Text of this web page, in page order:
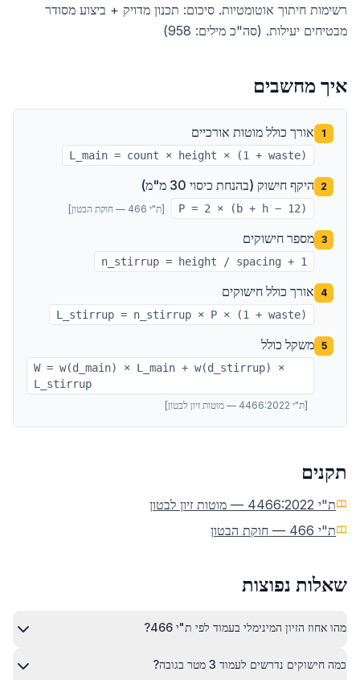
רשימות חיתוך אוטומטיות. סיכום: תכנון מדויק + ביצוע מסודר
מבטיחים יעילות. (סה"כ מילים: 958)
איך מחשבים
1 אורך כולל מוטות אורכיים
L_main = count × height × (1 + waste)
2 היקף חישוק (בהנחת כיסוי 30 מ"מ)
P = 2 × (b + h − 12)
[ת"י 466 — חוקת הבטון ]
3 מספר חישוקים
n_stirrup = height / spacing + 1
4 אורך כולל חישוקים
L_stirrup = n_stirrup × P × (1 + waste)
5 משקל כולל
W = w(d_main) × L_main + w(d_stirrup) ×
L_stirrup
[ת"י 4466:2022 — מוטות זיון לבטון ]
תקנים
ת"י 4466:2022 — מוטות זיון לבטון
ת"י 466 — חוקת הבטון
שאלות נפוצות
מהו אחוז הזיון המינימלי בעמוד לפי ת"י 466?
כמה חישוקים נדרשים לעמוד 3 מטר בגובה?